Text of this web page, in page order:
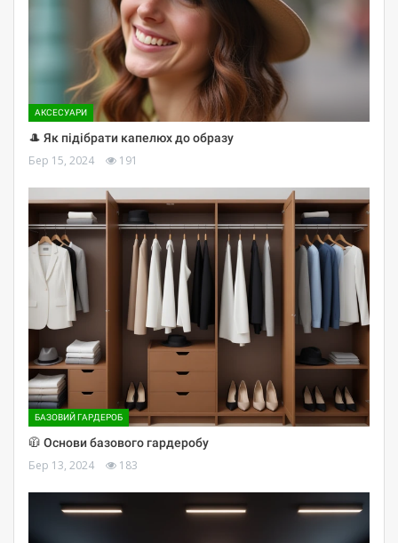
АКСЕСУАРИ
🎩 Як підібрати капелюх до образу
Бер 15, 2024 191
БАЗОВИЙ ГАРДЕРОБ
🧥 Основи базового гардеробу
Бер 13, 2024 183